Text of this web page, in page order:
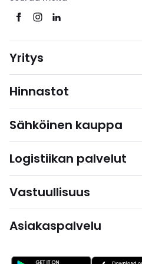
Yritys
Hinnastot
Sähköinen kauppa
Logistiikan palvelut
Vastuullisuus
Asiakaspalvelu